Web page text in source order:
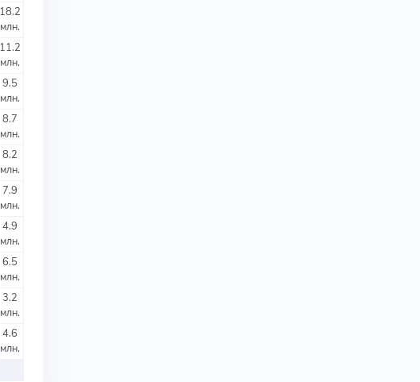
18.2
млн.
11.2
млн.
9.5
млн.
8.7
млн.
8.2
млн.
7.9
млн.
4.9
млн.
6.5
млн.
3.2
млн.
4.6
млн.